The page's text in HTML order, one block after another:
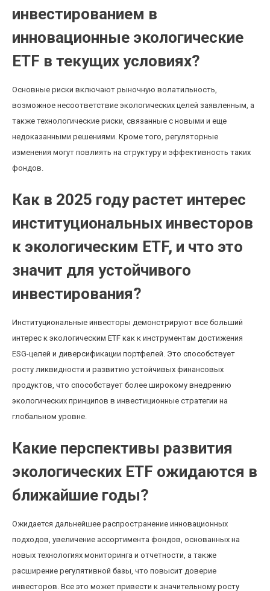
инвестированием в
инновационные экологические
ETF в текущих условиях?
Основные риски включают рыночную волатильность,
возможное несоответствие экологических целей заявленным, а
также технологические риски, связанные с новыми и еще
недоказанными решениями. Кроме того, регуляторные
изменения могут повлиять на структуру и эффективность таких
фондов.
Как в 2025 году растет интерес
институциональных инвесторов
к экологическим ETF, и что это
значит для устойчивого
инвестирования?
Институциональные инвесторы демонстрируют все больший
интерес к экологическим ETF как к инструментам достижения
ESG-целей и диверсификации портфелей. Это способствует
росту ликвидности и развитию устойчивых финансовых
продуктов, что способствует более широкому внедрению
экологических принципов в инвестиционные стратегии на
глобальном уровне.
Какие перспективы развития
экологических ETF ожидаются в
ближайшие годы?
Ожидается дальнейшее распространение инновационных
подходов, увеличение ассортимента фондов, основанных на
новых технологиях мониторинга и отчетности, а также
расширение регулятивной базы, что повысит доверие
инвесторов. Все это может привести к значительному росту